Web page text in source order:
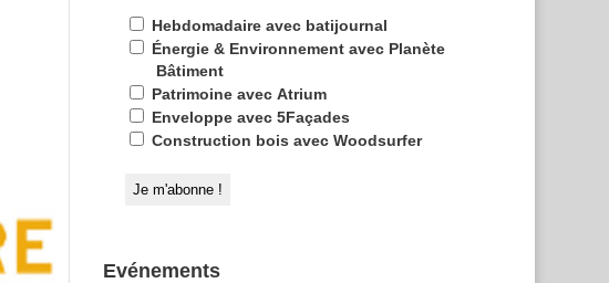
Hebdomadaire avec batijournal
Énergie & Environnement avec Planète
Bâtiment
Patrimoine avec Atrium
Enveloppe avec 5Façades
Construction bois avec Woodsurfer
Evénements